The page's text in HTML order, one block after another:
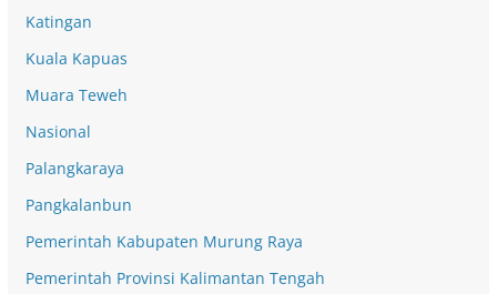
Katingan
Kuala Kapuas
Muara Teweh
Nasional
Palangkaraya
Pangkalanbun
Pemerintah Kabupaten Murung Raya
Pemerintah Provinsi Kalimantan Tengah